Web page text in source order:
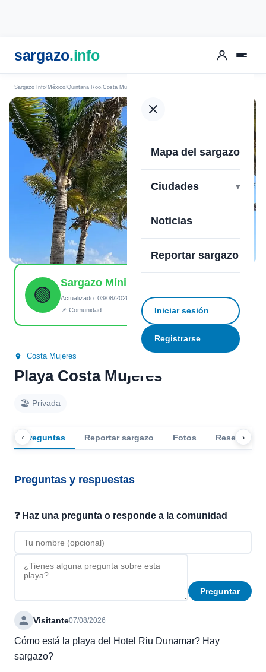
sargazo.info
Mapa del sargazo
Ciudades
Noticias
Reportar sargazo
Iniciar sesión
Registrarse
Sargazo Info México Quintana Roo Costa Mujeres
🟢
Sargazo Mínimo
Actualizado: 03/08/2026 14:26
📌 Comunidad
Costa Mujeres
Playa Costa Mujeres
🏖️ Privada
‹ Preguntas Reportar sargazo Fotos Reseñas
›
Preguntas y respuestas
❓ Haz una pregunta o responde a la comunidad
Preguntar
Visitante07/08/2026
Cómo está la playa del Hotel Riu Dunamar? Hay
sargazo?